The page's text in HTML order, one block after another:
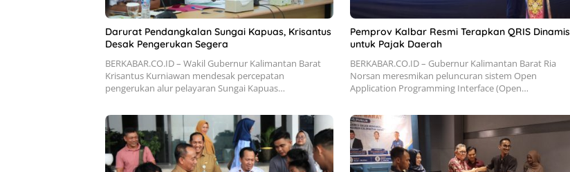
Darurat Pendangkalan Sungai Kapuas, Krisantus
Desak Pengerukan Segera
BERKABAR.CO.ID – Wakil Gubernur Kalimantan Barat
Krisantus Kurniawan mendesak percepatan
pengerukan alur pelayaran Sungai Kapuas…
Pemprov Kalbar Resmi Terapkan QRIS Dinamis
untuk Pajak Daerah
BERKABAR.CO.ID – Gubernur Kalimantan Barat Ria
Norsan meresmikan peluncuran sistem Open
Application Programming Interface (Open…